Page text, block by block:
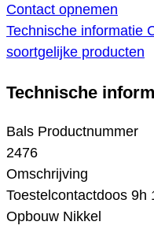
Contact opnemen
Technische informatie
soortgelijke producten
Technische
Bals Productnummer
2476
Omschrijving
Toestelcontactdoos 9h
Opbouw Nikkel